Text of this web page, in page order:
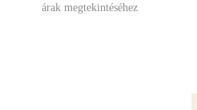
árak megtekintéséhez